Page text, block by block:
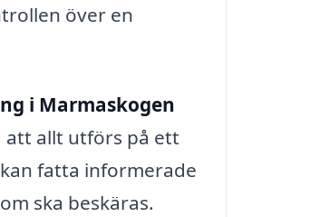
över en
i Marmaskogen
att allt utförs på ett
fatta informerade
ska beskäras.